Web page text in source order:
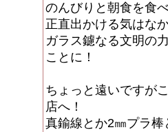
のんびりと朝食を食
正直出かける気はな
ガラス鑢なる文明の
ことに！
ちょっと遠いですが
店へ！
真鍮線とか2㎜プラ